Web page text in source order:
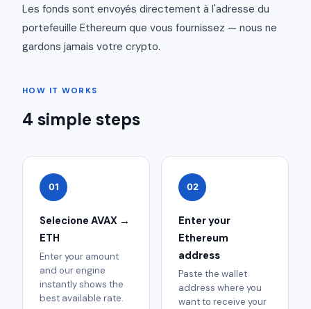
Les fonds sont envoyés directement à l'adresse du
portefeuille Ethereum que vous fournissez — nous ne
gardons jamais votre crypto.
HOW IT WORKS
4 simple steps
01
Selecione AVAX →
ETH
Enter your amount
and our engine
instantly shows the
best available rate.
02
Enter your
Ethereum
address
Paste the wallet
address where you
want to receive your